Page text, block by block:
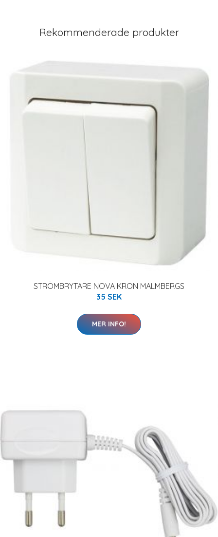
Rekommenderade produkter
STRÖMBRYTARE NOVA KRON MALMBERGS
35 SEK
MER INFO!